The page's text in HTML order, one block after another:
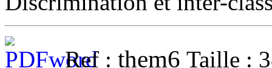
Ref : them6 Taille :